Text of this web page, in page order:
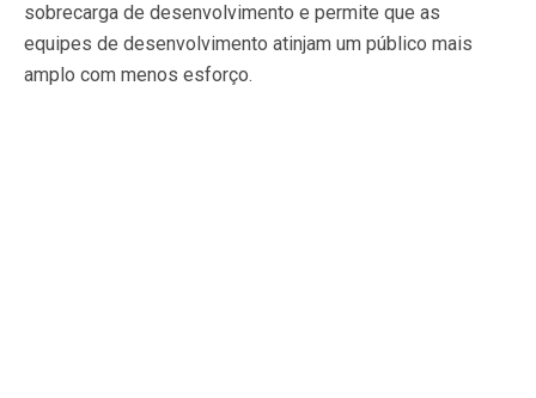
sobrecarga de desenvolvimento e permite que as
equipes de desenvolvimento atinjam um público mais
amplo com menos esforço.